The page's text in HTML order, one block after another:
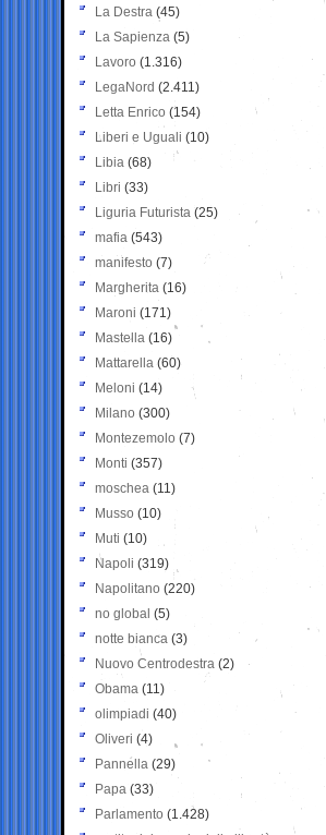
La Destra (45)
La Sapienza (5)
Lavoro (1.316)
LegaNord (2.411)
Letta Enrico (154)
Liberi e Uguali (10)
Libia (68)
Libri (33)
Liguria Futurista (25)
mafia (543)
manifesto (7)
Margherita (16)
Maroni (171)
Mastella (16)
Mattarella (60)
Meloni (14)
Milano (300)
Montezemolo (7)
Monti (357)
moschea (11)
Musso (10)
Muti (10)
Napoli (319)
Napolitano (220)
no global (5)
notte bianca (3)
Nuovo Centrodestra (2)
Obama (11)
olimpiadi (40)
Oliveri (4)
Pannella (29)
Papa (33)
Parlamento (1.428)